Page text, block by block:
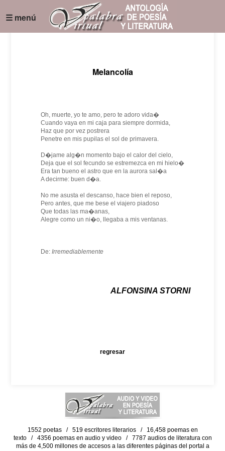
☰ menú
Melancolía
Oh, muerte, yo te amo, pero te adoro vida�
Cuando vaya en mi caja para siempre dormida,
Haz que por vez postrera
Penetre en mis pupilas el sol de primavera.
D�jame alg�n momento bajo el calor del cielo,
Deja que el sol fecundo se estremezca en mi hielo�
Era tan bueno el astro que en la aurora sal�a
A decirme: buen d�a.
No me asusta el descanso, hace bien el reposo,
Pero antes, que me bese el viajero piadoso
Que todas las ma�anas,
Alegre como un ni�o, llegaba a mis ventanas.
De: Irremediablemente
ALFONSINA STORNI
regresar
1552 poetas / 519 escritores literarios / 16,458 poemas en
texto / 4356 poemas en audio y video / 7787 audios de literatura con
más de 4,500 millones de accesos a las diferentes páginas del portal a